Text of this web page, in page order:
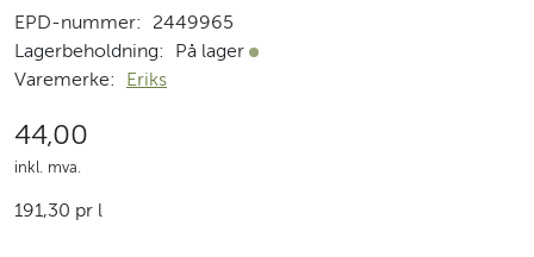
EPD-nummer:
2449965
Lagerbeholdning:
På lager På lager
Varemerke: Eriks
44,00
inkl. mva.
191,30 pr l